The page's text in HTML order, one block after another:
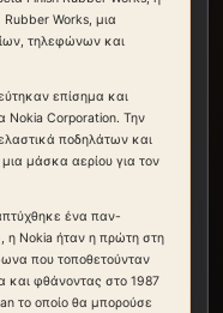
Works, μια
τηλεφώνων και
επίσημα και
Nokia Corporation. Την
ποδηλάτων και
μάσκα αερίου για τον
ένα παν-
η Nokia ήταν η πρώτη στη
που τοποθετούνταν
και φθάνοντας στο 1987
το οποίο θα μπορούσε